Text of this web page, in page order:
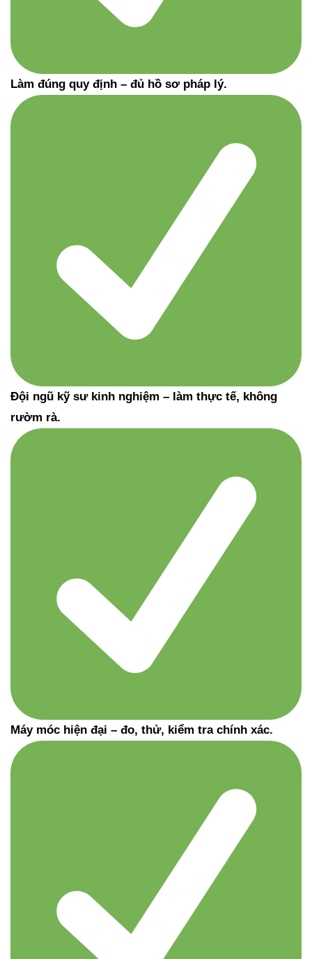
Làm đúng quy định – đủ hồ sơ pháp lý.
Đội ngũ kỹ sư kinh nghiệm – làm thực tế, không
rườm rà.
Máy móc hiện đại – đo, thử, kiểm tra chính xác.